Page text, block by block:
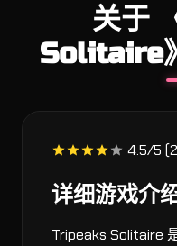
关于
Solitaire
4.5/5
详细游戏介
Tripeaks Solitaire